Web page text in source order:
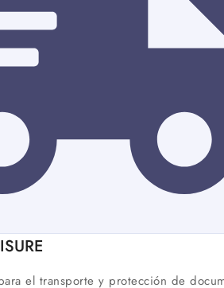
el transporte y protección de